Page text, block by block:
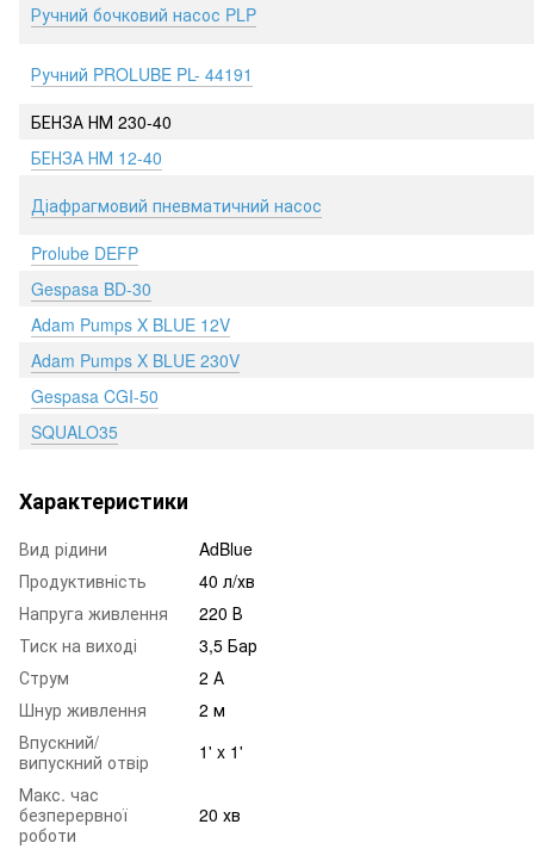
Ручний бочковий насос PLP
Ручний PROLUBE PL- 44191
БЕНЗА НМ 230-40
БЕНЗА НМ 12-40
Діафрагмовий пневматичний насос
Prolube DEFP
Gespasa BD-30
Adam Pumps X BLUE 12V
Adam Pumps X BLUE 230V
Gespasa CGI-50
SQUALO35
Характеристики
Вид рідини
AdBlue
Продуктивність
40 л/хв
Напруга живлення
220 В
Тиск на виході
3,5 Бар
Струм
2 А
Шнур живлення
2 м
Впускний/
випускний отвір
1' x 1'
Макс. час
безперервної
роботи
20 хв